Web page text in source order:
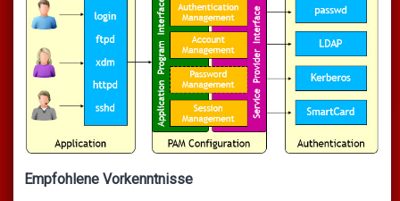
Empfohlene Vorkenntnisse